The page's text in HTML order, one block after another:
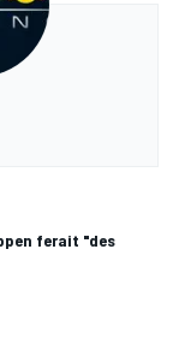
ferait "des